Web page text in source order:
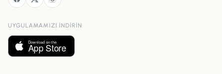
UYGULAMAMIZI INDIRIN